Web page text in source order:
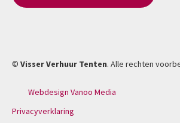
© Visser Verhuur Tenten. Alle rechten
Webdesign Vanoo Media
Privacyverklaring